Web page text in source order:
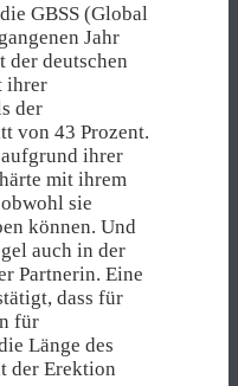
GBSS (Global
Jahr
der deutschen
ihrer
der
von 43 Prozent.
ihrer
mit ihrem
sie
können. Und
auch in der
Partnerin. Eine
dass für
für
Länge des
der Erektion